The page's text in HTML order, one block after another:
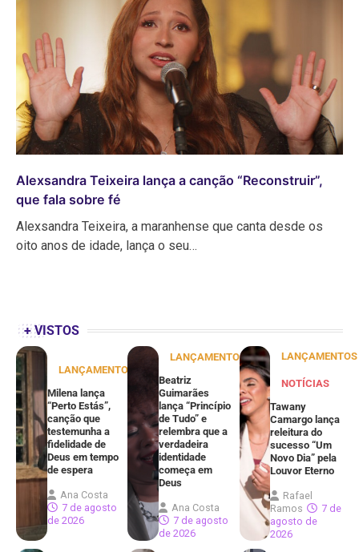
Alexsandra Teixeira lança a canção “Reconstruir”,
que fala sobre fé
Alexsandra Teixeira, a maranhense que canta desde os
oito anos de idade, lança o seu…
+ VISTOS
LANÇAMENTOS
Milena lança
“Perto Estás”,
canção que
testemunha a
fidelidade de
Deus em tempo
de espera
Ana Costa
7 de agosto
de 2026
LANÇAMENTOS
Beatriz
Guimarães
lança “Princípio
de Tudo” e
relembra que a
verdadeira
identidade
começa em
Deus
Ana Costa
7 de agosto
de 2026
LANÇAMENTOS
NOTÍCIAS
Tawany
Camargo lança
releitura do
sucesso “Um
Novo Dia” pela
Louvor Eterno
Rafael
Ramos
7 de
agosto de
2026